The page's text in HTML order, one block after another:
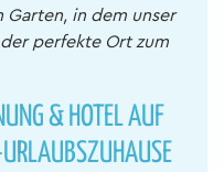
in dem unser
perfekte Ort zum
& HOTEL AUF